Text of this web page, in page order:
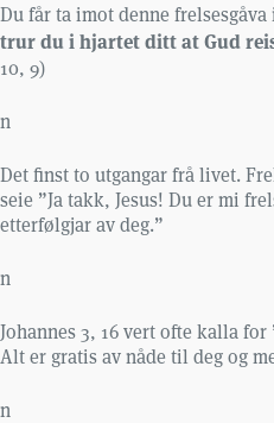
Du får ta imot denne
trur du i hjartet ditt at Gud
10, 9)
n
Det finst to utgangar frå livet.
seie ”Ja takk, Jesus! Du er mi
etterfølgjar av deg.”
n
Johannes 3, 16 vert ofte kalla
Alt er gratis av nåde til deg og
n